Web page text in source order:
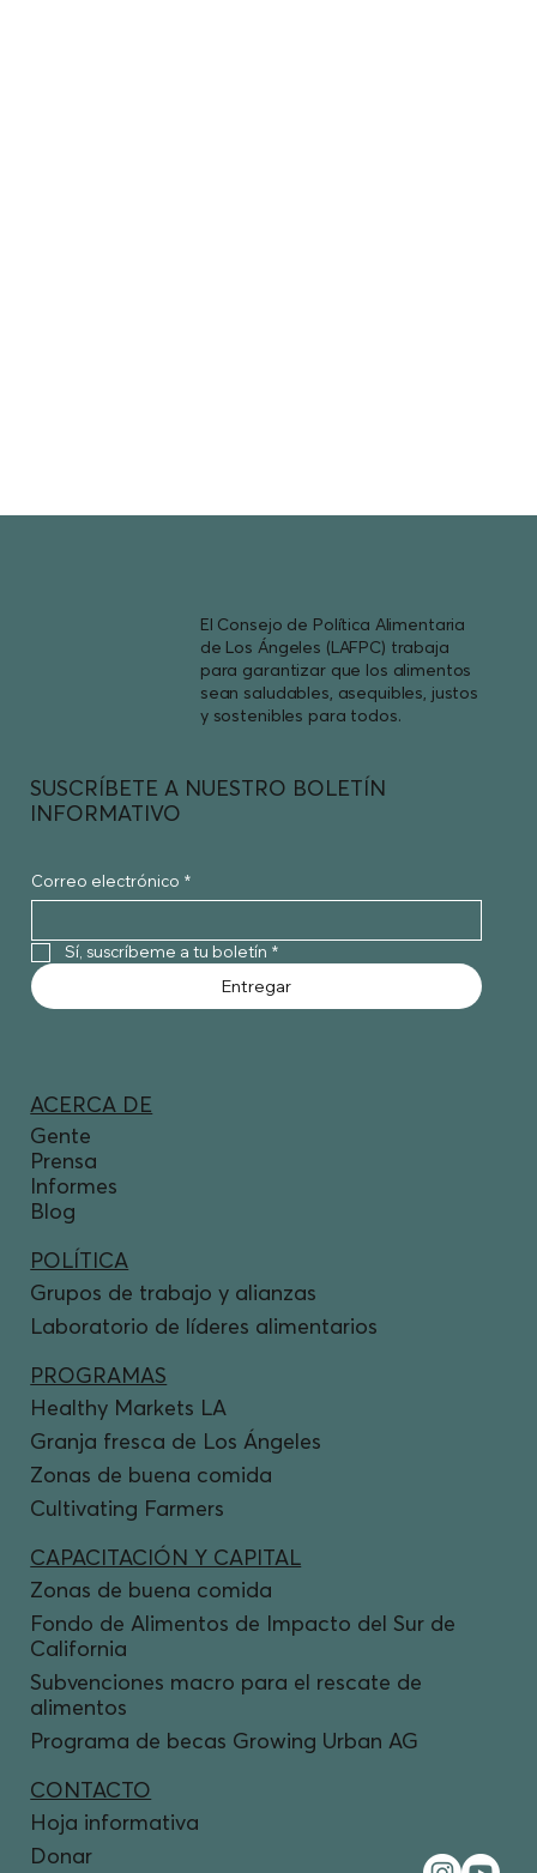
El Consejo de Política Alimentaria
de Los Ángeles (LAFPC) trabaja
para garantizar que los alimentos
sean saludables, asequibles, justos
y sostenibles para todos.
SUSCRÍBETE A NUESTRO BOLETÍN
INFORMATIVO
Correo electrónico *
Sí, suscríbeme a tu boletín *
Entregar
ACERCA DE
Gente
Prensa
Informes
Blog
POLÍTICA
Grupos de trabajo y alianzas
Laboratorio de líderes alimentarios
PROGRAMAS
Healthy Markets LA
Granja fresca de Los Ángeles
Zonas de buena comida
Cultivating Farmers
CAPACITACIÓN Y CAPITAL
Zonas de buena comida
Fondo de Alimentos de Impacto del Sur de
California
Subvenciones macro para el rescate de
alimentos
Programa de becas Growing Urban AG
CONTACTO
Hoja informativa
Donar